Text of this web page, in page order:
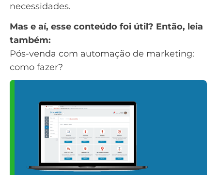
necessidades.
Mas e aí, esse conteúdo foi útil? Então, leia
também:
Pós-venda com automação de marketing:
como fazer?